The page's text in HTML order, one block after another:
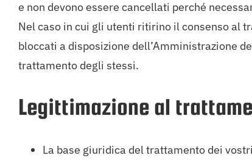
e non devono essere cancellati perché
Nel caso in cui gli utenti ritirino il consenso al
bloccati a disposizione dell’Amministrazione
trattamento degli stessi.
Legittimazione al
La base giuridica del trattamento dei